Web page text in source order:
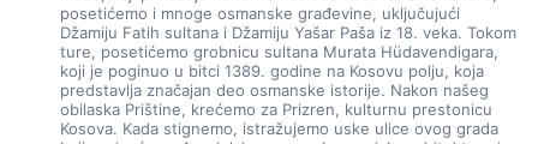
posetićemo i mnoge osmanske građevine, uključujući
Džamiju Fatih sultana i Džamiju Yašar Paša iz 18. veka. Tokom
ture, posetićemo grobnicu sultana Murata Hüdavendigara,
koji je poginuo u bitci 1389. godine na Kosovu polju, koja
predstavlja značajan deo osmanske istorije. Nakon našeg
obilaska Prištine, krećemo za Prizren, kulturnu prestonicu
Kosova. Kada stignemo, istražujemo uske ulice ovog grada